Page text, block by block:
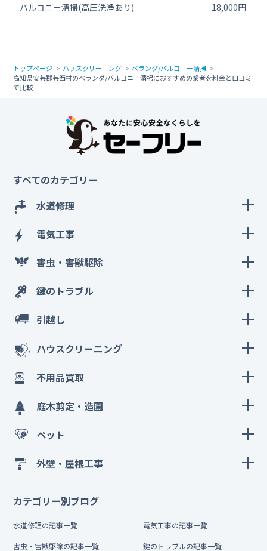
バルコニー清掃(高圧洗浄あり)
18,000円
トップページ ハウスクリーニング
ベランダ/バルコニー清掃
高知県安芸郡芸西村のベランダ/バルコニー清掃におすすめの業者を料金と口コミ
で比較
すべてのカテゴリー
水道修理
電気工事
害虫・害獣駆除
鍵のトラブル
引越し
ハウスクリーニング
不用品買取
庭木剪定・造園
ペット
外壁・屋根工事
カテゴリー別ブログ
水道修理の記事一覧 電気工事の記事一覧
害虫・害獣駆除の記事一覧 鍵のトラブルの記事一覧